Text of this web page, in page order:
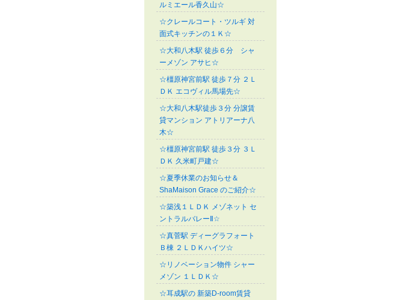
ルミエール香久山☆
☆クレールコート・ツルギ 対
面式キッチンの１Ｋ☆
☆大和八木駅 徒歩６分 シャ
ーメゾン アサヒ☆
☆橿原神宮前駅 徒歩７分 ２Ｌ
ＤＫ エコヴィル馬場先☆
☆大和八木駅徒歩３分 分譲賃
貸マンション アトリアーナ八
木☆
☆橿原神宮前駅 徒歩３分 ３Ｌ
ＤＫ 久米町戸建☆
☆夏季休業のお知らせ＆
ShaMaison Grace のご紹介☆
☆築浅１ＬＤＫ メゾネット セ
ントラルバレーⅡ☆
☆真菅駅 ディーグラフォート
Ｂ棟 ２ＬＤＫハイツ☆
☆リノベーション物件 シャー
メゾン １ＬＤＫ☆
☆耳成駅の 新築D-room賃貸